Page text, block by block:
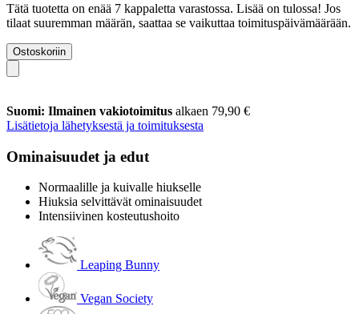
Tätä tuotetta on enää 7 kappaletta varastossa. Lisää on tulossa! Jos
tilaat suuremman määrän, saattaa se vaikuttaa toimituspäivämäärään.
Ostoskoriin
Suomi: Ilmainen vakiotoimitus alkaen 79,90 €
Lisätietoja lähetyksestä ja toimituksesta
Ominaisuudet ja edut
Normaalille ja kuivalle hiukselle
Hiuksia selvittävät ominaisuudet
Intensiivinen kosteutushoito
Leaping Bunny
Vegan Society